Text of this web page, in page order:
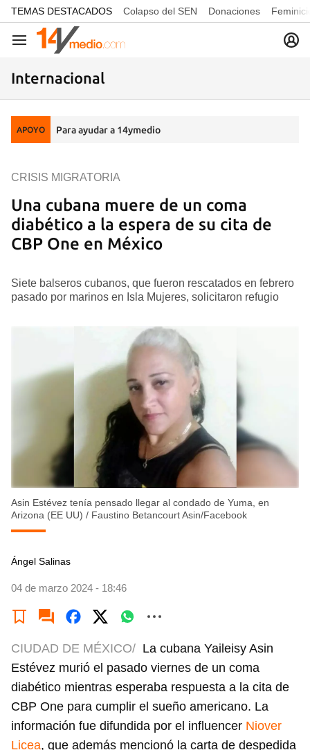
common.go-to-content
TEMAS DESTACADOS Colapso del SEN Donaciones
Navegación
Internacional
APOYO Para ayudar a 14ymedio
Una cubana muere de un coma
diabético a la espera de su cita de
CBP One en México
CRISIS MIGRATORIA
Siete balseros cubanos, que fueron rescatados en febrero
pasado por marinos en Isla Mujeres, solicitaron refugio
Asin Estévez tenía pensado llegar al condado de Yuma, en
Arizona (EE UU) / Faustino Betancourt Asin/Facebook
Ángel Salinas
04 de marzo 2024 - 18:46
CIUDAD DE MÉXICO/ La cubana Yaileisy Asin
Estévez murió el pasado viernes de un coma
diabético mientras esperaba respuesta a la cita de
CBP One para cumplir el sueño americano. La
información fue difundida por el influencer Niover
Licea, que además mencionó la carta de despedida